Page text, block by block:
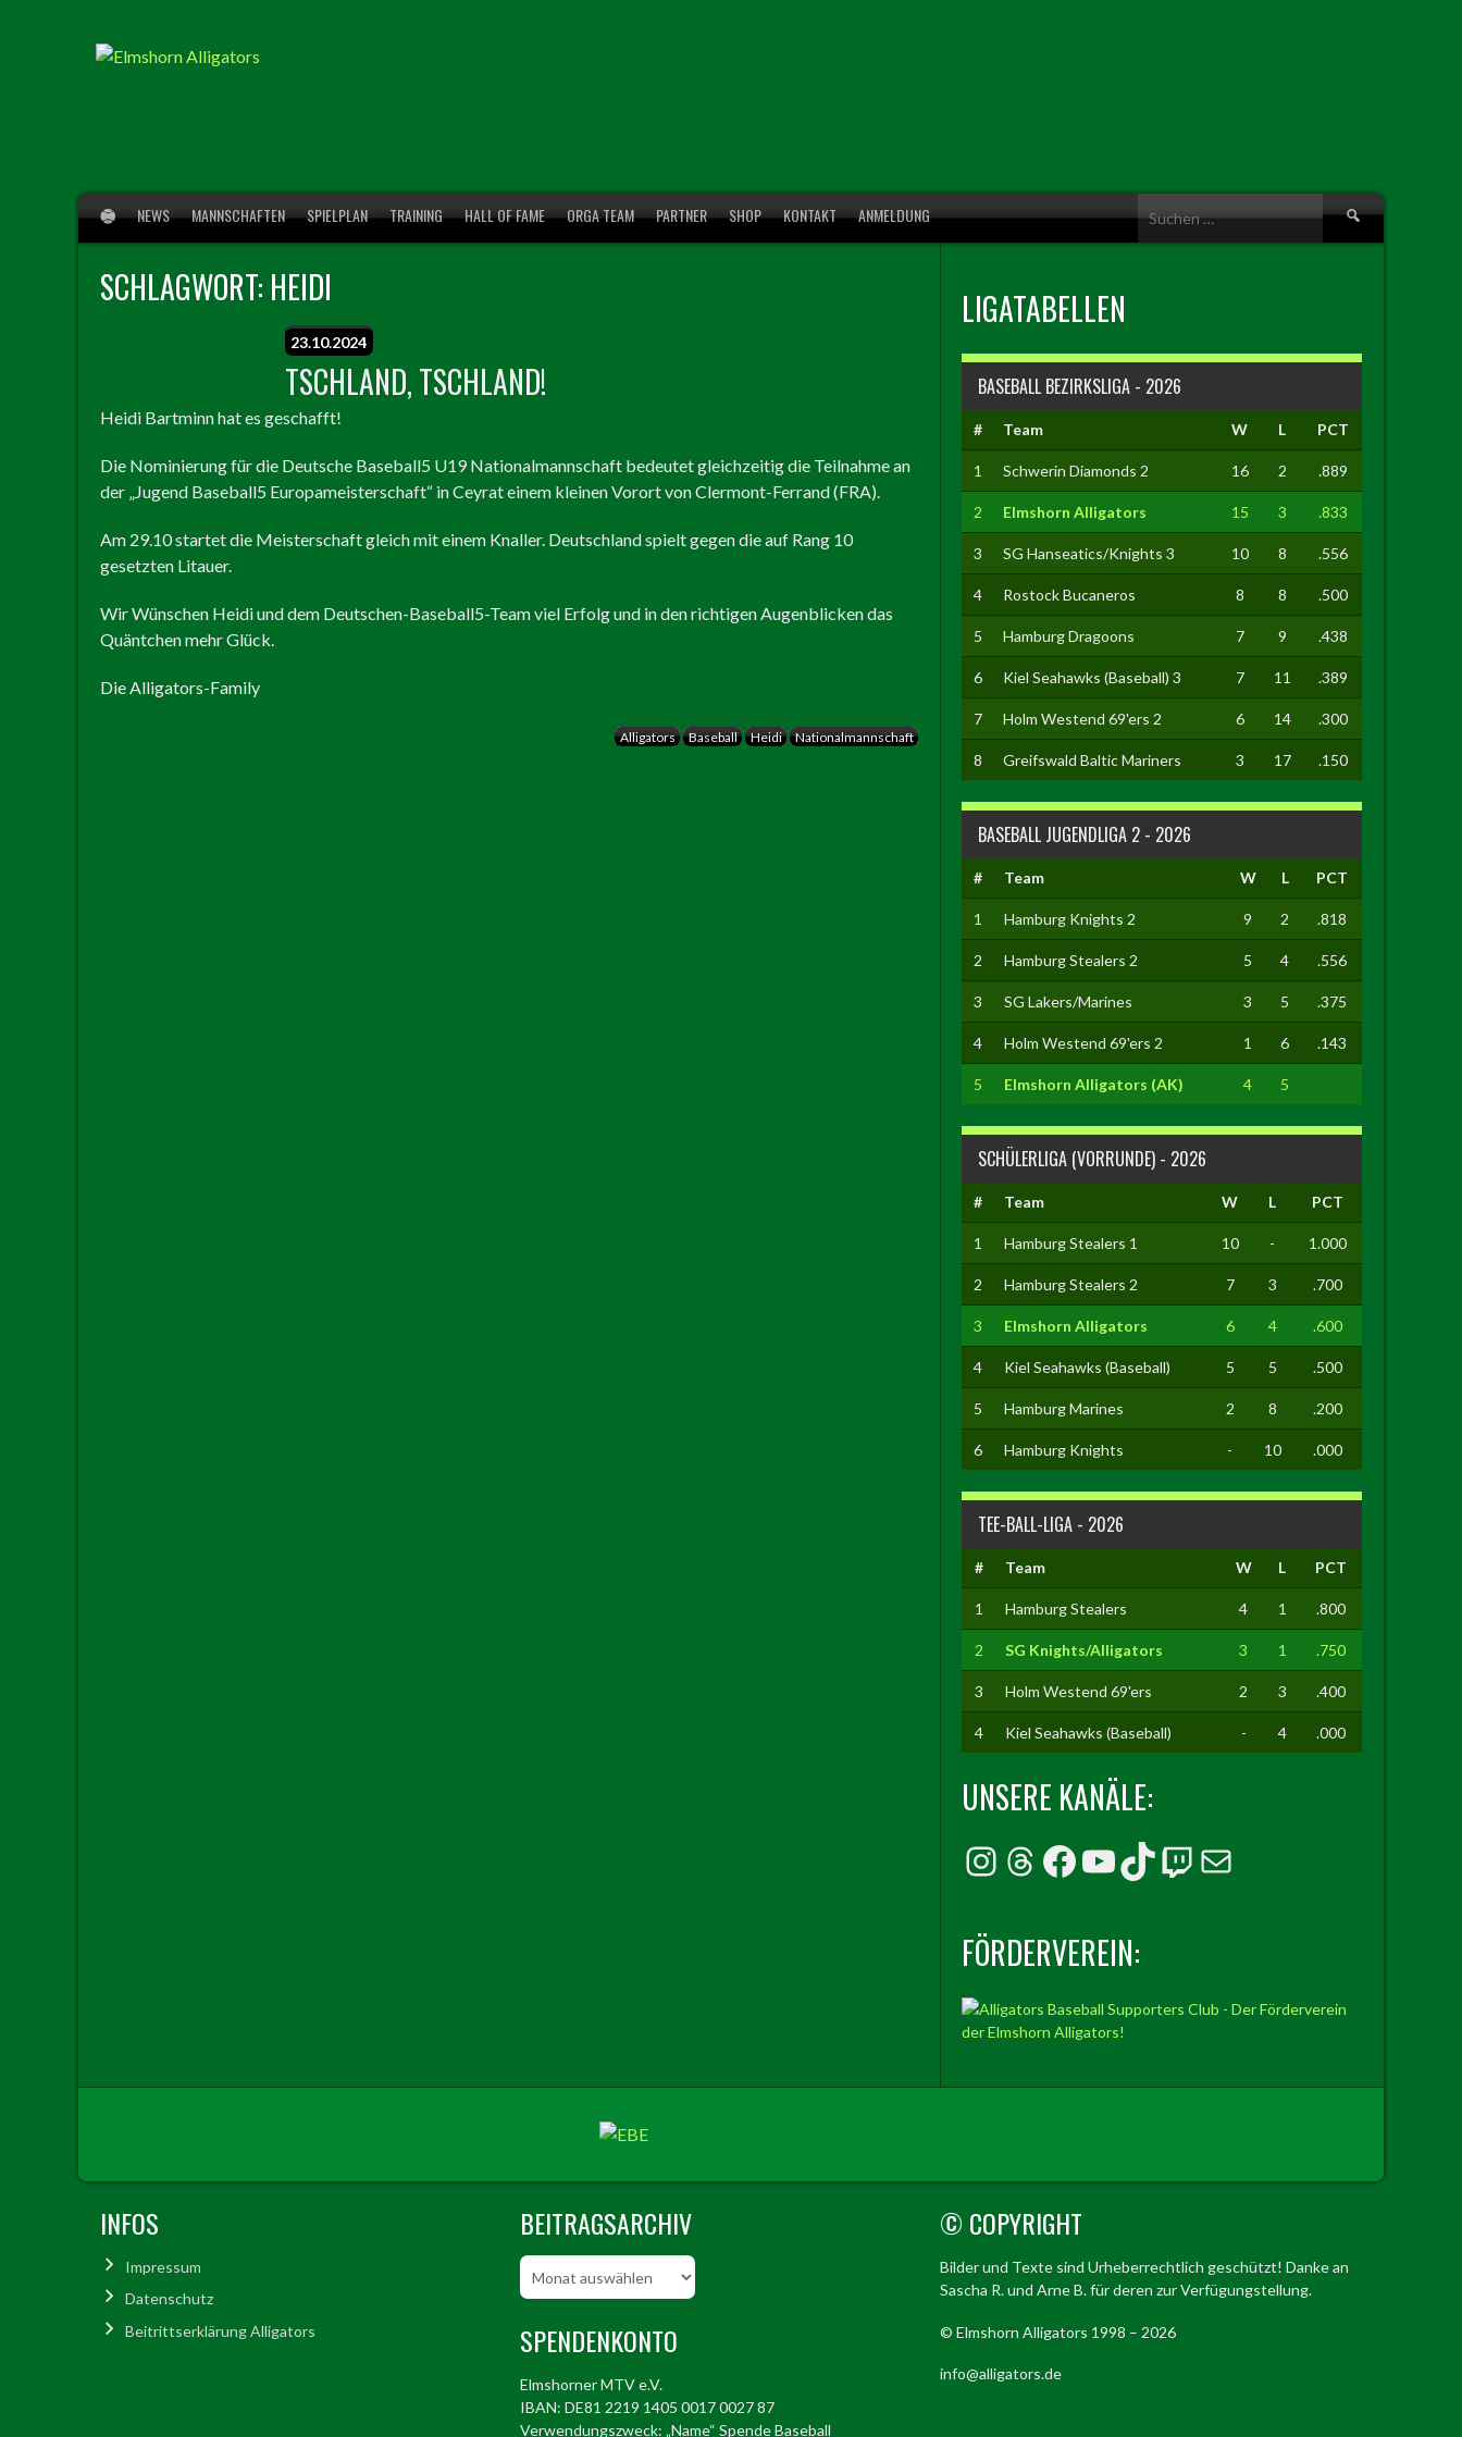
NEWS MANNSCHAFTEN SPIELPLAN TRAINING HALL OF FAME ORGA TEAM PARTNER SHOP KONTAKT ANMELDUNG
Suche
SCHLAGWORT: HEIDI
23.10.2024
TSCHLAND, TSCHLAND!
Heidi Bartminn hat es geschafft!
Die Nominierung für die Deutsche Baseball5 U19 Nationalmannschaft bedeutet gleichzeitig die Teilnahme an
der „Jugend Baseball5 Europameisterschaft“ in Ceyrat einem kleinen Vorort von Clermont-Ferrand (FRA).
Am 29.10 startet die Meisterschaft gleich mit einem Knaller. Deutschland spielt gegen die auf Rang 10
gesetzten Litauer.
Wir Wünschen Heidi und dem Deutschen-Baseball5-Team viel Erfolg und in den richtigen Augenblicken das
Quäntchen mehr Glück.
Die Alligators-Family
Alligators Baseball Heidi Nationalmannschaft
LIGATABELLEN
BASEBALL BEZIRKSLIGA - 2026
# Team W L PCT
1 Schwerin Diamonds 2 16 2 .889
2 Elmshorn Alligators 15 3 .833
3 SG Hanseatics/Knights 3 10 8 .556
4 Rostock Bucaneros 8 8 .500
5 Hamburg Dragoons 7 9 .438
6 Kiel Seahawks (Baseball) 3 7 11 .389
7 Holm Westend 69'ers 2 6 14 .300
8 Greifswald Baltic Mariners 3 17 .150
BASEBALL JUGENDLIGA 2 - 2026
# Team W L PCT
1 Hamburg Knights 2 9 2 .818
2 Hamburg Stealers 2 5 4 .556
3 SG Lakers/Marines 3 5 .375
4 Holm Westend 69'ers 2 1 6 .143
5 Elmshorn Alligators (AK) 4 5
SCHÜLERLIGA (VORRUNDE) - 2026
# Team W L PCT
1 Hamburg Stealers 1 10 - 1.000
2 Hamburg Stealers 2 7 3 .700
3 Elmshorn Alligators 6 4 .600
4 Kiel Seahawks (Baseball) 5 5 .500
5 Hamburg Marines 2 8 .200
6 Hamburg Knights - 10 .000
TEE-BALL-LIGA - 2026
# Team W L PCT
1 Hamburg Stealers 4 1 .800
2 SG Knights/Alligators 3 1 .750
3 Holm Westend 69'ers 2 3 .400
4 Kiel Seahawks (Baseball) - 4 .000
UNSERE KANÄLE:
Instagram
Threads
Facebook
YouTube
TikTok
Twitch
E-Mail
FÖRDERVEREIN:
INFOS
Impressum
Datenschutz
Beitrittserklärung Alligators
BEITRAGSARCHIV
Beitragsarchiv
SPENDENKONTO
Elmshorner MTV e.V.
IBAN: DE81 2219 1405 0017 0027 87
Verwendungszweck: „Name“ Spende Baseball
© COPYRIGHT
Bilder und Texte sind Urheberrechtlich geschützt! Danke an
Sascha R. und Arne B. für deren zur Verfügungstellung.
© Elmshorn Alligators 1998 – 2026
info@alligators.de